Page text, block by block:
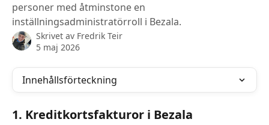
personer med åtminstone en
inställningsadministratörroll i Bezala.
Skrivet av Fredrik Teir
5 maj 2026
Innehållsförteckning
1. Kreditkortsfakturor i Bezala